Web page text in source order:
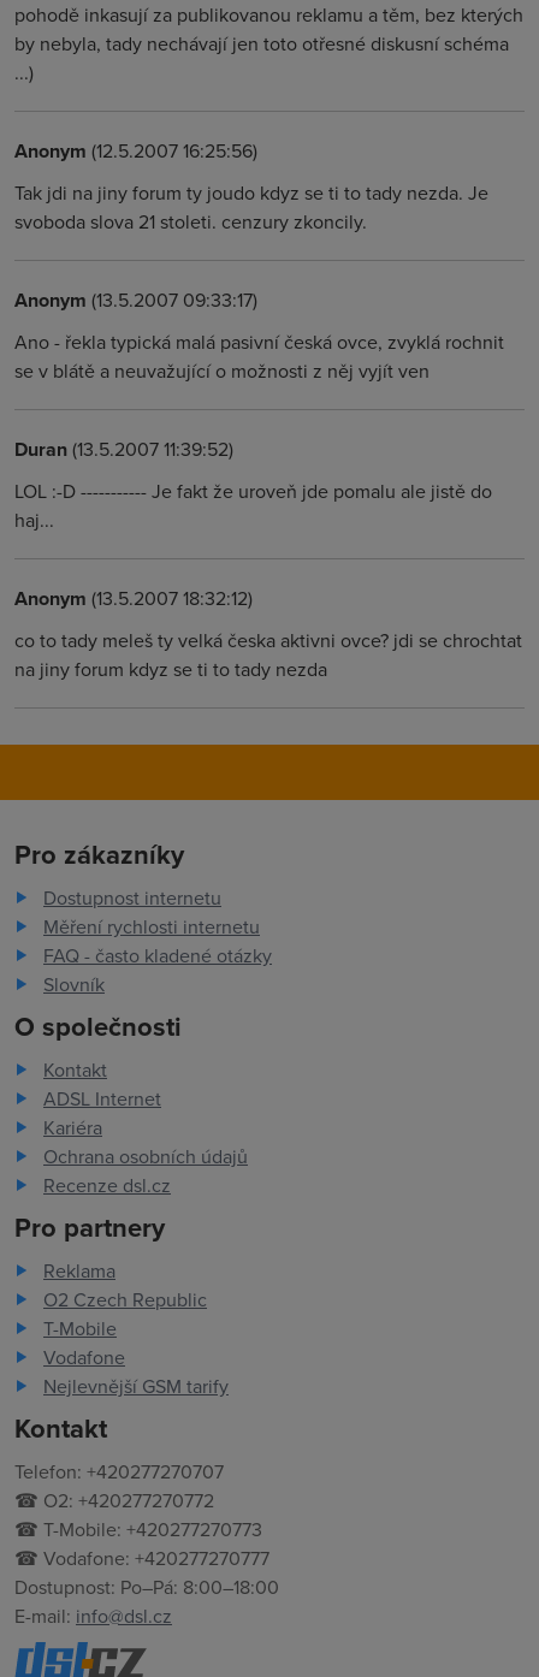
pohodě inkasují za publikovanou reklamu a těm, bez kterých
by nebyla, tady nechávají jen toto otřesné diskusní schéma
...)
Anonym (12.5.2007 16:25:56)
Tak jdi na jiny forum ty joudo kdyz se ti to tady nezda. Je
svoboda slova 21 stoleti. cenzury zkoncily.
Anonym (13.5.2007 09:33:17)
Ano - řekla typická malá pasivní česká ovce, zvyklá rochnit
se v blátě a neuvažující o možnosti z něj vyjít ven
Duran(13.5.2007 11:39:52)
LOL :-D ----------- Je fakt že uroveň jde pomalu ale jistě do
haj...
Anonym (13.5.2007 18:32:12)
co to tady meleš ty velká česka aktivni ovce? jdi se chrochtat
na jiny forum kdyz se ti to tady nezda
Pro zákazníky
Dostupnost internetu
Měření rychlosti internetu
FAQ - často kladené otázky
Slovník
O společnosti
Kontakt
ADSL Internet
Kariéra
Ochrana osobních údajů
Recenze dsl.cz
Pro partnery
Reklama
O2 Czech Republic
T-Mobile
Vodafone
Nejlevnější GSM tarify
Kontakt
Telefon: +420277270707
☎ O2: +420277270772
☎ T-Mobile: +420277270773
☎ Vodafone: +420277270777
Dostupnost: Po–Pá: 8:00–18:00
E-mail: info@dsl.cz